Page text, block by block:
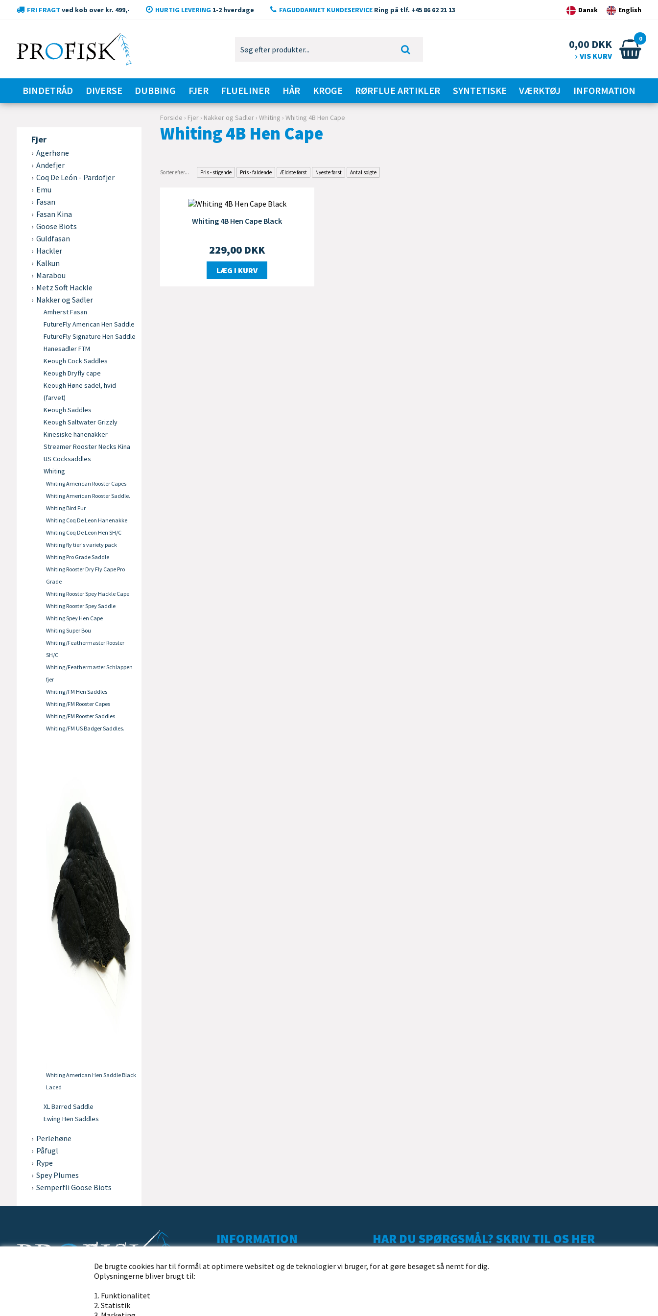
De brugte cookies har til formål at optimere websitet og de teknologier vi bruger, for at gøre besøget så nemt for dig.
Oplysningerne bliver brugt til:
1. Funktionalitet
2. Statistik
FRI FRAGT ved køb over kr. 499,- HURTIG LEVERING1-2 hverdage FAGUDDANNET KUNDESERVICERing på tlf. +45 86 62 21 13 Dansk English
0
0,00 DKK
VIS KURV
BINDETRÅD DIVERSE DUBBING FJER FLUELINER HÅR KROGE RØRFLUE ARTIKLER SYNTETISKE VÆRKTØJ INFORMATION
Fjer
Agerhøne
Andefjer
Coq De León - Pardofjer
Emu
Fasan
Fasan Kina
Goose Biots
Guldfasan
Hackler
Kalkun
Marabou
Metz Soft Hackle
Nakker og Sadler
Amherst Fasan
FutureFly American Hen Saddle
FutureFly Signature Hen Saddle
Hanesadler FTM
Keough Cock Saddles
Keough Dryfly cape
Keough Høne sadel, hvid
(farvet)
Keough Saddles
Keough Saltwater Grizzly
Kinesiske hanenakker
Streamer Rooster Necks Kina
US Cocksaddles
Whiting
Whiting American Rooster Capes
Whiting American Rooster Saddle.
Whiting Bird Fur
Whiting Coq De Leon Hanenakke
Whiting Coq De Leon Hen SH/C
Whiting fly tier's variety pack
Whiting Pro Grade Saddle
Whiting Rooster Dry Fly Cape Pro
Grade
Whiting Rooster Spey Hackle Cape
Whiting Rooster Spey Saddle
Whiting Spey Hen Cape
Whiting Super Bou
Whiting/Feathermaster Rooster
SH/C
Whiting/Feathermaster Schlappen
fjer
Whiting/FM Hen Saddles
Whiting/FM Rooster Capes
Whiting/FM Rooster Saddles
Whiting/FM US Badger Saddles.
Whiting American Hen Saddle Black
Laced
XL Barred Saddle
Ewing Hen Saddles
Perlehøne
Påfugl
Rype
Spey Plumes
Semperfli Goose Biots
Forside › Fjer › Nakker og Sadler ›Whiting ›Whiting 4B Hen Cape
Whiting 4B Hen Cape
Sorter efter... Pris - stigende Pris - faldende Ældste først Nyeste først Antal solgte
Whiting 4B Hen Cape Black
229,00 DKK
LÆG I KURV
Profisk.dk · Nørremøllevej 109 · 8800 Viborg
Ring til os på telefon
INFORMATION
KUNDESERVICE
HAR DU SPØRGSMÅL? SKRIV TIL OS HER